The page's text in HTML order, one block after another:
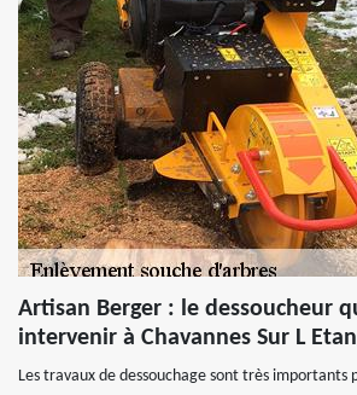
Artisan Berger : le dessoucheur
intervenir à Chavannes Sur L
Les travaux de dessouchage sont très importants